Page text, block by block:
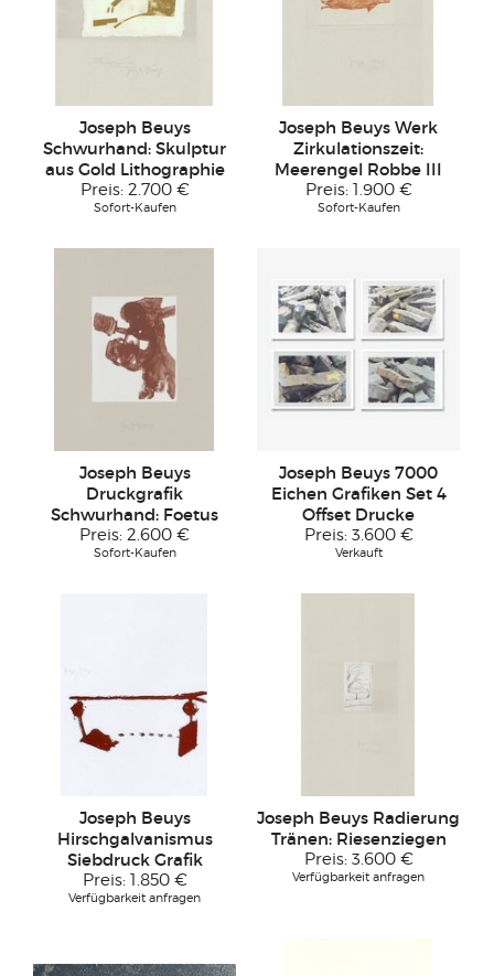
Joseph Beuys
Schwurhand: Skulptur
aus Gold Lithographie
Preis: 2.700 €
Sofort-Kaufen
Joseph Beuys Werk
Zirkulationszeit:
Meerengel Robbe III
Preis: 1.900 €
Sofort-Kaufen
Joseph Beuys
Druckgrafik
Schwurhand: Foetus
Preis: 2.600 €
Sofort-Kaufen
Joseph Beuys 7000
Eichen Grafiken Set 4
Offset Drucke
Preis: 3.600 €
Verkauft
Joseph Beuys
Hirschgalvanismus
Siebdruck Grafik
Preis: 1.850 €
Verfügbarkeit anfragen
Joseph Beuys Radierung
Tränen: Riesenziegen
Preis: 3.600 €
Verfügbarkeit anfragen